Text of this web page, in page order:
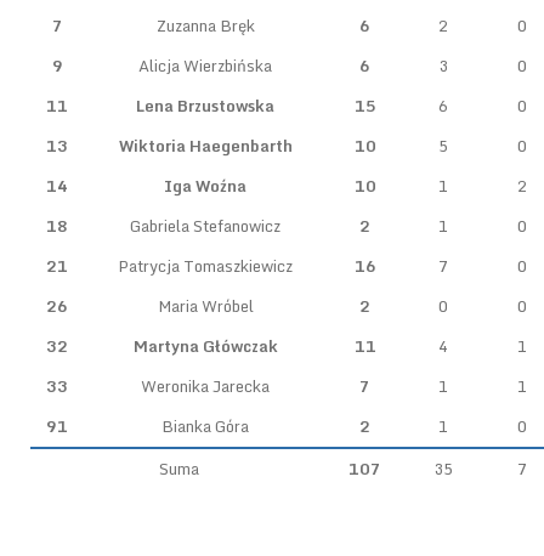
7
Zuzanna Bręk 6 2
0
9
Alicja Wierzbińska 6 3
0
11
Lena Brzustowska 15 6
0
13
Wiktoria Haegenbarth 10 5
0
14
Iga Woźna 10 1
2
18
Gabriela Stefanowicz 2 1
0
21
Patrycja Tomaszkiewicz 16 7
0
26
Maria Wróbel 2 0
0
32
Martyna Główczak 11 4
1
33
Weronika Jarecka 7 1
1
91
Bianka Góra 2 1
0
Suma
107 35 7